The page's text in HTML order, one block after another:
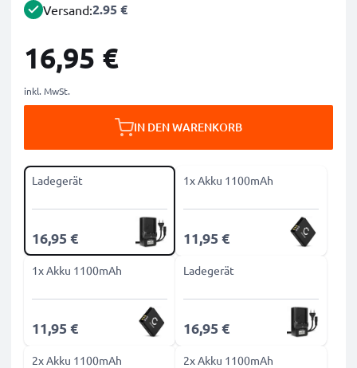
Versand:2.95 €
16,95 €
inkl. MwSt.
IN DEN WARENKORB
Ladegerät
16,95 €
1x Akku 1100mAh
11,95 €
1x Akku 1100mAh
11,95 €
Ladegerät
16,95 €
2x Akku 1100mAh 2x Akku 1100mAh